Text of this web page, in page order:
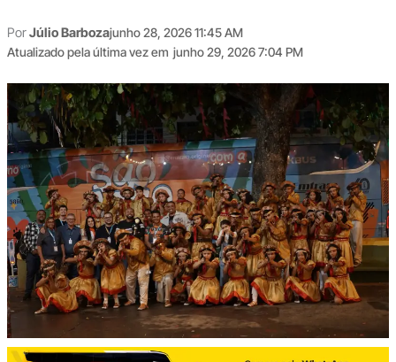
PorJúlio Barbozajunho 28, 2026 11:45 AM
Atualizado pela última vez em junho 29, 2026 7:04 PM